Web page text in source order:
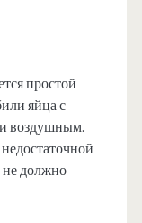
простой
яйца с
и воздушным.
не должно